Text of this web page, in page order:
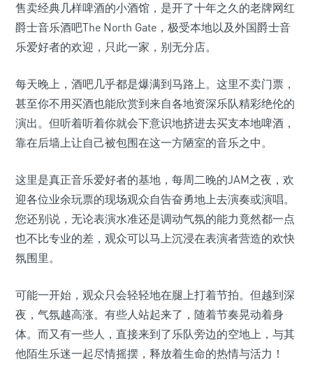
售卖经典几样啤酒的小酒馆，是开了十年之久的老牌网红
爵士音乐酒吧The North Gate，极受本地以及外国爵士音
乐爱好者的欢迎，只此一家，别无分店。
每天晚上，酒吧几乎都是爆满到马路上。这里不卖门票，
甚至你不用买酒也能欣赏到来自各地资深乐队精彩绝伦的
演出。但听着听着你就会下意识地挤进去买支本地啤酒，
靠在后墙上让自己被包围在这一方陋室的音乐之中。
这里是真正音乐爱好者的基地，每周二晚的JAM之夜，欢
迎各位业余玩票的现场观众自告奋勇地上去演奏或演唱。
您还别说，无论表演水准还是调动气氛的能力竟然都一点
也不比专业的差，观众可以马上沉浸在表演者营造的欢快
氛围里。
可能一开始，观众只会轻轻地在腿上打着节拍。但越到深
夜，气氛越高涨。有些人站起来了，随着节奏晃动着身
体。而又有一些人，直接来到了乐队旁边的空地上，与其
他陌生乐迷一起尽情摇摆，释放着生命的热情与活力！